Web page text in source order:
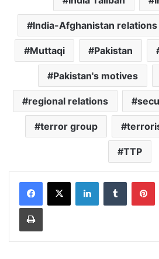
India-Afghanistan relations
Muttaqi Pakistan
Pakistan's motives
regional relations
terror group
TTP
LinkedInTumblr
Print